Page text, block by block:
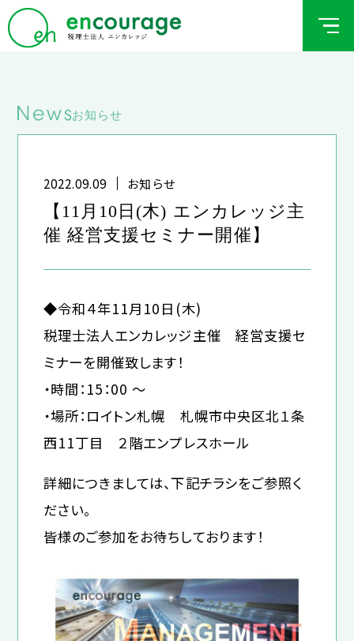
お知らせ
2022.09.09 お知らせ
【11月10日(木) エンカレッジ主
催 経営支援セミナー開催】
◆令和４年11月10日(木)
税理士法人エンカレッジ主催 経営支援セ
ミナーを開催致します！
・時間：15：00 ～
・場所：ロイトン札幌 札幌市中央区北１条
西11丁目 ２階エンプレスホール
詳細につきましては、下記チラシをご参照く
ださい。
皆様のご参加をお待ちしております！